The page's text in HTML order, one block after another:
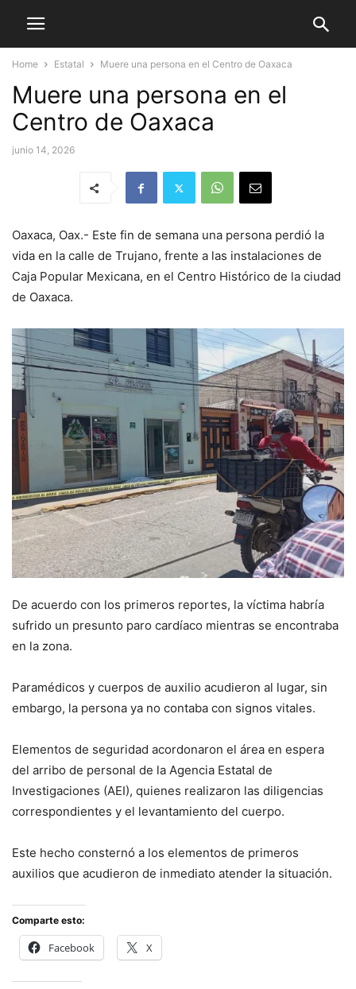
Home Estatal Muere una persona en el Centro de Oaxaca
Muere una persona en el
Centro de Oaxaca
junio 14, 2026
Oaxaca, Oax.- Este fin de semana una persona perdió la
vida en la calle de Trujano, frente a las instalaciones de
Caja Popular Mexicana, en el Centro Histórico de la ciudad
de Oaxaca.
De acuerdo con los primeros reportes, la víctima habría
sufrido un presunto paro cardíaco mientras se encontraba
en la zona.
Paramédicos y cuerpos de auxilio acudieron al lugar, sin
embargo, la persona ya no contaba con signos vitales.
Elementos de seguridad acordonaron el área en espera
del arribo de personal de la Agencia Estatal de
Investigaciones (AEI), quienes realizaron las diligencias
correspondientes y el levantamiento del cuerpo.
Este hecho consternó a los elementos de primeros
auxilios que acudieron de inmediato atender la situación.
Comparte esto:
Facebook X